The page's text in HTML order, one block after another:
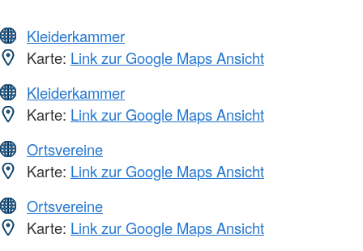
Kleiderkammer
Karte: Link zur Google Maps Ansicht
Kleiderkammer
Karte: Link zur Google Maps Ansicht
Ortsvereine
Karte: Link zur Google Maps Ansicht
Ortsvereine
Karte: Link zur Google Maps Ansicht